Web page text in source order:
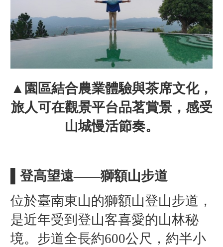
▲園區結合農業體驗與茶席文化，
旅人可在觀景平台品茗賞景，感受
山城慢活節奏。
▌登高望遠——獅額山步道
位於臺南東山的獅額山登山步道，
是近年受到登山客喜愛的山林秘
境。步道全長約600公尺，約半小